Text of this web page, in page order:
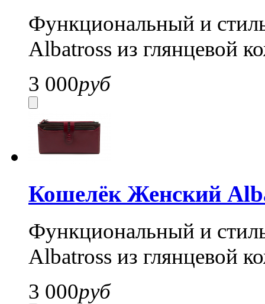
Функциональный и
Albatross из глянцевой
3 000руб
Кошелёк Женский
Функциональный и
Albatross из глянцевой
3 000руб